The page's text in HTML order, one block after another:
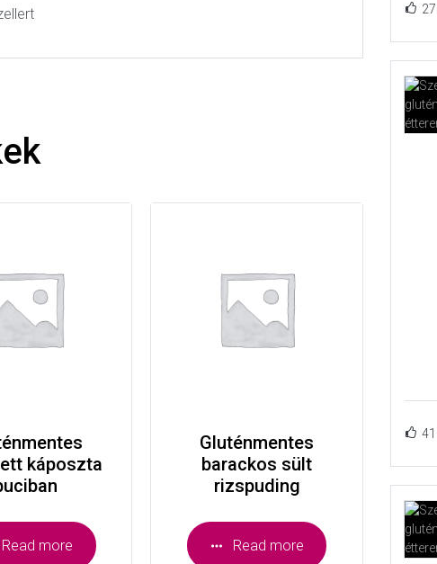
káposzta
Read more
Gluténmentes
barackos sült
rizspuding
Read more
27
41